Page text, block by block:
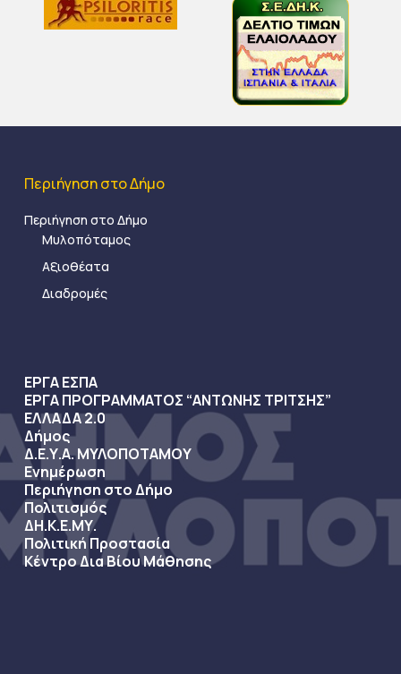
Περιήγηση στο Δήμο
Περιήγηση στο Δήμο
Μυλοπόταμος
Αξιοθέατα
Διαδρομές
ΕΡΓΑ ΕΣΠΑ
ΕΡΓΑ ΠΡΟΓΡΑΜΜΑΤΟΣ “ΑΝΤΩΝΗΣ ΤΡΙΤΣΗΣ”
ΕΛΛΑΔΑ 2.0
Δήμος
Δ.Ε.Υ.Α. ΜΥΛΟΠΟΤΑΜΟΥ
Ενημέρωση
Περιήγηση στο Δήμο
Πολιτισμός
ΔΗ.Κ.Ε.ΜΥ.
Πολιτική Προστασία
Κέντρο Δια Βίου Μάθησης